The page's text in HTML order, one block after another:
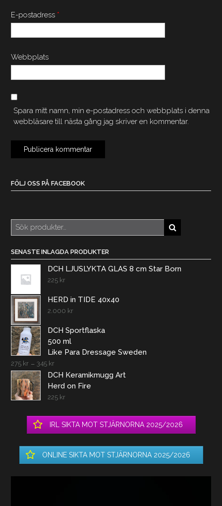
E-postadress *
Webbplats
Spara mitt namn, min e-postadress och webbplats i denna
webbläsare till nästa gång jag skriver en kommentar.
FÖLJ OSS PÅ FACEBOOK
Sök
efter:
SENASTE INLAGDA PRODUKTER
DCH LJUSLYKTA GLAS 8 cm Star Born
225 kr
HERD in TIDE 40x40
2.000 kr
DCH Sportflaska
500 ml
Like Para Dressage Sweden
275 kr – 345 kr
DCH Keramikmugg Art
Herd on Fire
225 kr
IRL SIKTA MOT STJÄRNORNA 2025/2026
ONLINE SIKTA MOT STJÄRNORNA 2025/2026